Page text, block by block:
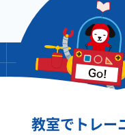
教室でトレー